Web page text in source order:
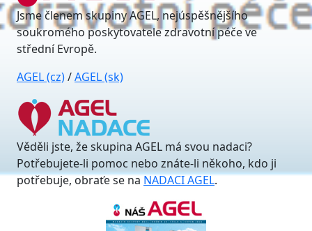
Jsme členem skupiny AGEL, nejúspěšnějšího
soukromého poskytovatele zdravotní péče ve
střední Evropě.
AGEL (cz)/AGEL (sk)
Věděli jste, že skupina AGEL má svou nadaci?
Potřebujete-li pomoc nebo znáte-li někoho, kdo ji
potřebuje, obraťe se na NADACI AGEL.